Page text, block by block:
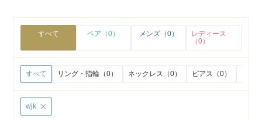
すべて ペア（0） メンズ（0）
レディース
（0）
すべて リング・指輪（0） ネックレス（0） ピアス（0）
wjk